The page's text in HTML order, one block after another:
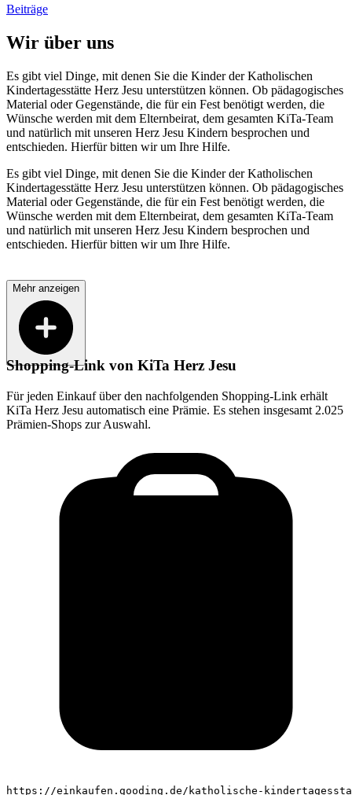
Beiträge
Wir über uns
Es gibt viel Dinge, mit denen Sie die Kinder der Katholischen
Kindertagesstätte Herz Jesu unterstützen können. Ob pädagogisches
Material oder Gegenstände, die für ein Fest benötigt werden, die
Wünsche werden mit dem Elternbeirat, dem gesamten KiTa-Team
und natürlich mit unseren Herz Jesu Kindern besprochen und
entschieden. Hierfür bitten wir um Ihre Hilfe.
Es gibt viel Dinge, mit denen Sie die Kinder der Katholischen
Kindertagesstätte Herz Jesu unterstützen können. Ob pädagogisches
Material oder Gegenstände, die für ein Fest benötigt werden, die
Wünsche werden mit dem Elternbeirat, dem gesamten KiTa-Team
und natürlich mit unseren Herz Jesu Kindern besprochen und
entschieden. Hierfür bitten wir um Ihre Hilfe.
Mehr anzeigen
Shopping-Link von KiTa Herz Jesu
Für jeden Einkauf über den nachfolgenden Shopping-Link erhält
KiTa Herz Jesu automatisch eine Prämie. Es stehen insgesamt 2.025
Prämien-Shops zur Auswahl.
https://einkaufen.gooding.de/katholische-